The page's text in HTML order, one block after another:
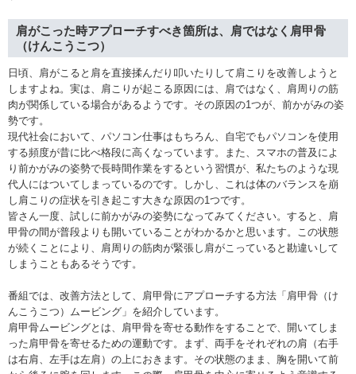
肩がこった時アプローチすべき箇所は、肩ではなく肩甲骨
（けんこうこつ）
日頃、肩がこると肩を直接揉んだり叩いたりして肩こりを改善しようと
しますよね。実は、肩こりが起こる原因には、肩ではなく、肩周りの筋
肉が関係している場合があるようです。その原因の1つが、前かがみの姿
勢です。
現代社会において、パソコン仕事はもちろん、自宅でもパソコンを使用
する頻度が昔に比べ格段に高くなっています。また、スマホの普及によ
り前かがみの姿勢で長時間作業をするという習慣が、私たちのような現
代人にはついてしまっているのです。しかし、これは体のバランスを崩
し肩こりの症状を引き起こす大きな原因の1つです。
皆さん一度、試しに前かがみの姿勢になってみてください。すると、肩
甲骨の間が普段よりも開いていることがわかるかと思います。この状態
が続くことにより、肩周りの筋肉が緊張し肩がこっていると勘違いして
しまうこともあるそうです。
番組では、改善方法として、肩甲骨にアプローチする方法「肩甲骨（け
んこうこつ）ムービング」を紹介しています。
肩甲骨ムービングとは、肩甲骨を寄せる動作をすることで、開いてしま
った肩甲骨を寄せるための運動です。まず、両手をそれぞれの肩（右手
は右肩、左手は左肩）の上におきます。その状態のまま、胸を開いて前